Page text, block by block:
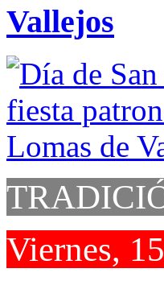
Vallejos
Viernes,